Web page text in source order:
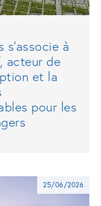
à
acteur de
et la
pour les
25/06/2026